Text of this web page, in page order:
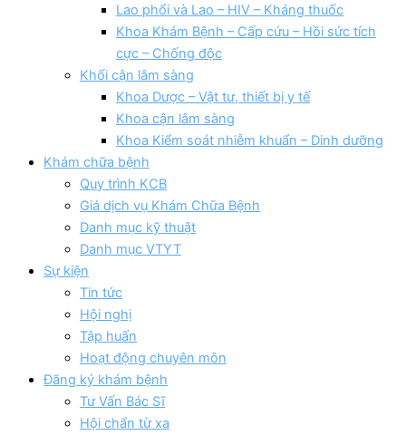
Lao phổi và Lao – HIV – Kháng thuốc
Khoa Khám Bệnh – Cấp cứu – Hồi sức tích
cực – Chống độc
Khối cận lâm sàng
Khoa Dược – Vật tư, thiết bị y tế
Khoa cận lâm sàng
Khoa Kiểm soát nhiễm khuẩn – Dinh dưỡng
Khám chữa bệnh
Quy trình KCB
Giá dịch vụ Khám Chữa Bệnh
Danh mục kỹ thuật
Danh mục VTYT
Sự kiện
Tin tức
Hội nghị
Tập huấn
Hoạt động chuyên môn
Đăng ký khám bệnh
Tư Vấn Bác Sĩ
Hội chẩn từ xa